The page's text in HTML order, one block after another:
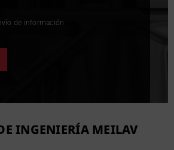
de información
INGENIERÍA MEILAV